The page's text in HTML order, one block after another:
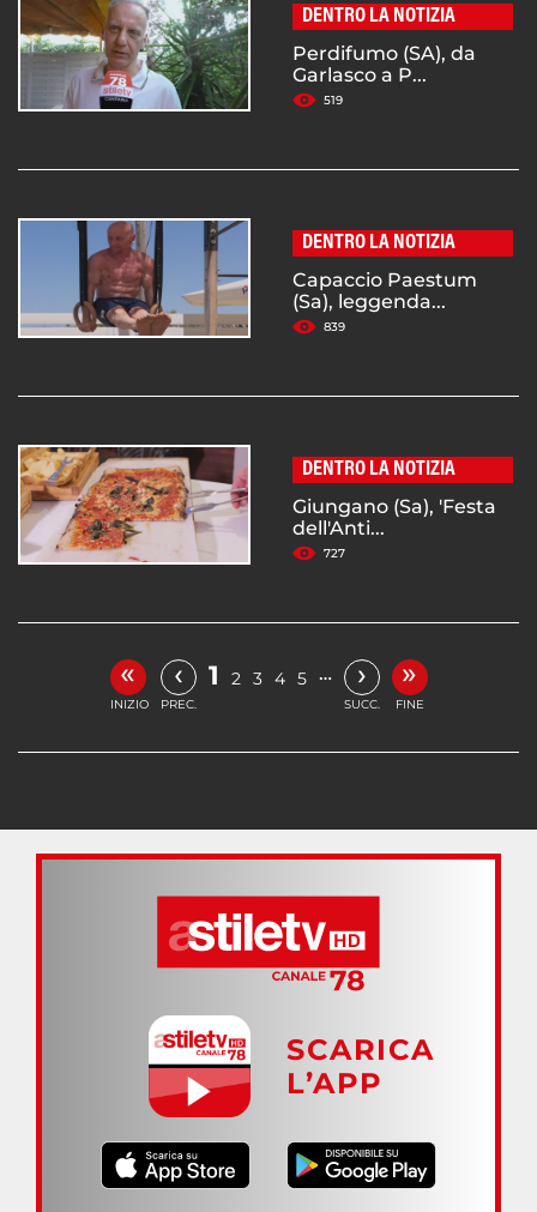
DENTRO LA NOTIZIA
Perdifumo (SA), da
Garlasco a P...
519
DENTRO LA NOTIZIA
Capaccio Paestum
(Sa), leggenda...
839
DENTRO LA NOTIZIA
Giungano (Sa), 'Festa
dell'Anti...
727
«
INIZIO
‹
PREC.
1 2 3 4 5 … ›
SUCC.
»
FINE
SCARICA
L’APP